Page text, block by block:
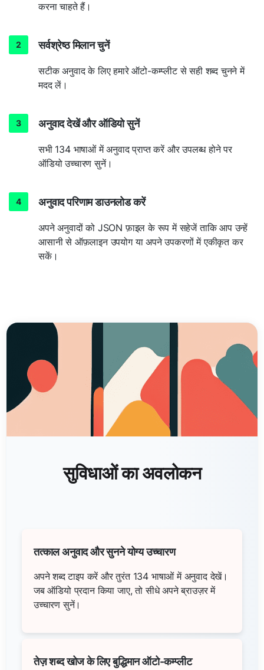
करना चाहते हैं।
सर्वश्रेष्ठ मिलान चुनें
सटीक अनुवाद के लिए हमारे ऑटो-कम्प्लीट से सही शब्द चुनने में
मदद लें।
अनुवाद देखें और ऑडियो सुनें
सभी 134 भाषाओं में अनुवाद प्राप्त करें और उपलब्ध होने पर
ऑडियो उच्चारण सुनें।
अनुवाद परिणाम डाउनलोड करें
अपने अनुवादों को JSON फ़ाइल के रूप में सहेजें ताकि आप उन्हें
आसानी से ऑफ़लाइन उपयोग या अपने उपकरणों में एकीकृत कर
सकें।
सुविधाओं का अवलोकन
तत्काल अनुवाद और सुनने योग्य उच्चारण
अपने शब्द टाइप करें और तुरंत 134 भाषाओं में अनुवाद देखें।
जब ऑडियो प्रदान किया जाए, तो सीधे अपने ब्राउज़र में
उच्चारण सुनें।
तेज़ शब्द खोज के लिए बुद्धिमान ऑटो-कम्प्लीट